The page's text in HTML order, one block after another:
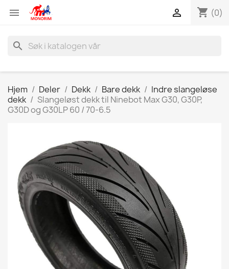
 shopping_cart (0)

search
Hjem Deler Dekk Bare dekk
Indre slangeløse
dekk
Slangeløst dekk til Ninebot Max G30, G30P,
G30D og G30LP 60 / 70-6.5